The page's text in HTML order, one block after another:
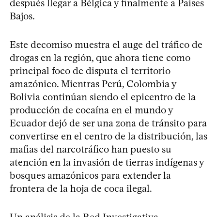
después llegar a Bélgica y finalmente a Países
Bajos.
Este decomiso muestra el auge del tráfico de
drogas en la región, que ahora tiene como
principal foco de disputa el territorio
amazónico. Mientras Perú, Colombia y
Bolivia continúan siendo el epicentro de la
producción de cocaína en el mundo y
Ecuador dejó de ser una zona de tránsito para
convertirse en el centro de la distribución, las
mafias del narcotráfico han puesto su
atención en la invasión de tierras indígenas y
bosques amazónicos para extender la
frontera de la hoja de coca ilegal.